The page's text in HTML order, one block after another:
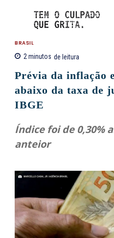
BRASIL
2minutos de leitura
Prévia da inflação
abaixo da taxa de
IBGE
Índice foi de 0,30%
anteior